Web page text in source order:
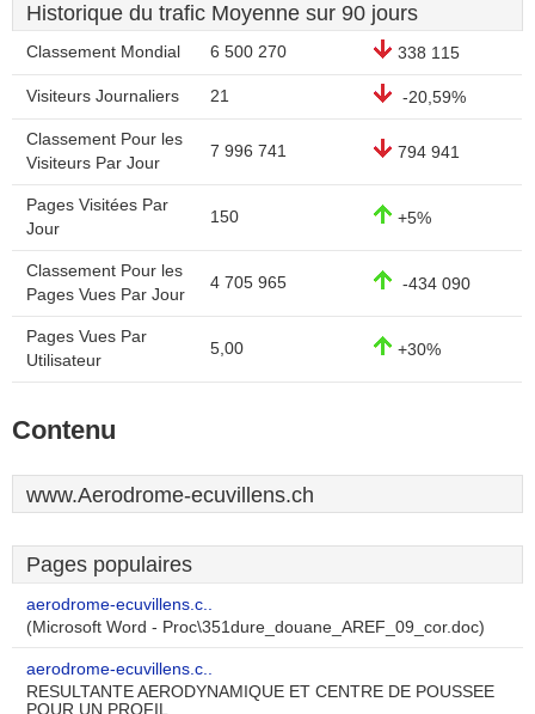
Historique du trafic Moyenne sur 90 jours
Classement Mondial 6 500 270 338 115
Visiteurs Journaliers 21 -20,59%
Classement Pour les
Visiteurs Par Jour
7 996 741 794 941
Pages Visitées Par
Jour
150 +5%
Classement Pour les
Pages Vues Par Jour
4 705 965 -434 090
Pages Vues Par
Utilisateur
5,00 +30%
Contenu
www.Aerodrome-ecuvillens.ch
Pages populaires
aerodrome-ecuvillens.c..
(Microsoft Word - Proc\351dure_douane_AREF_09_cor.doc)
aerodrome-ecuvillens.c..
RESULTANTE AERODYNAMIQUE ET CENTRE DE POUSSEE
POUR UN PROFIL